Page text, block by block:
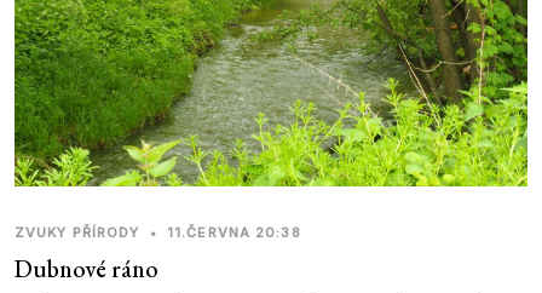
ZVUKY PŘÍRODY • 11.ČERVNA 20:38
Dubnové ráno